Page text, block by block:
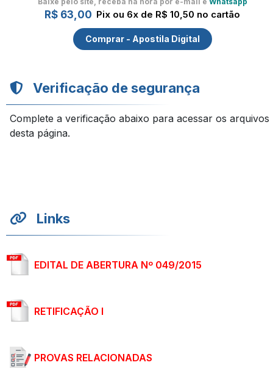
R$ 63,00 Pix ou 6x de R$ 10,50 no cartão
Comprar - Apostila Digital
Verificação de segurança
Complete a verificação abaixo para acessar os arquivos
desta página.
Links
EDITAL DE ABERTURA Nº 049/2015
RETIFICAÇÃO I
PROVAS RELACIONADAS